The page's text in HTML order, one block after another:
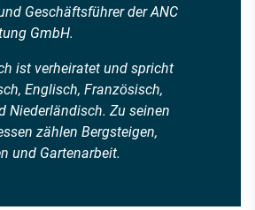
Geschäftsführer der ANC
GmbH.
ist verheiratet und spricht
Englisch, Französisch,
Niederländisch. Zu seinen
zählen Bergsteigen,
und Gartenarbeit.